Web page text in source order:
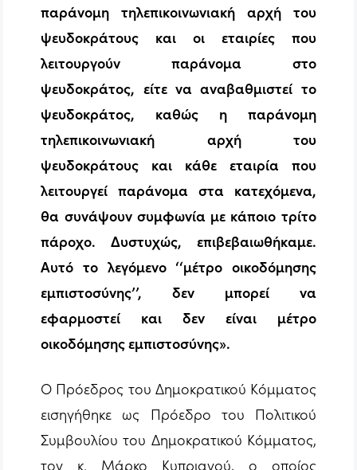
παράνομη τηλεπικοινωνιακή αρχή του
ψευδοκράτους και οι εταιρίες που
λειτουργούν παράνομα στο
ψευδοκράτος, είτε να αναβαθμιστεί το
ψευδοκράτος, καθώς η παράνομη
τηλεπικοινωνιακή αρχή του
ψευδοκράτους και κάθε εταιρία που
λειτουργεί παράνομα στα κατεχόμενα,
θα συνάψουν συμφωνία με κάποιο τρίτο
πάροχο. Δυστυχώς, επιβεβαιωθήκαμε.
Αυτό το λεγόμενο ‘‘μέτρο οικοδόμησης
εμπιστοσύνης’’, δεν μπορεί να
εφαρμοστεί και δεν είναι μέτρο
οικοδόμησης εμπιστοσύνης».
Ο Πρόεδρος του Δημοκρατικού Κόμματος
εισηγήθηκε ως Πρόεδρο του Πολιτικού
Συμβουλίου του Δημοκρατικού Κόμματος,
τον κ. Μάρκο Κυπριανού, ο οποίος